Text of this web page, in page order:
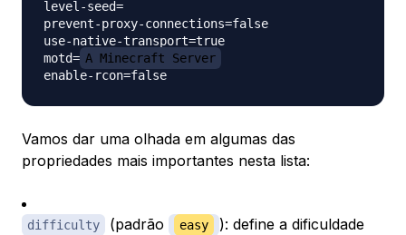
level-seed=
prevent-proxy-connections=false
use-native-transport=true
motd= A Minecraft Server
Vamos dar uma olhada em algumas das
propriedades mais importantes nesta lista:
difficulty​ ​​ (padrão easy
): define a dificuldade